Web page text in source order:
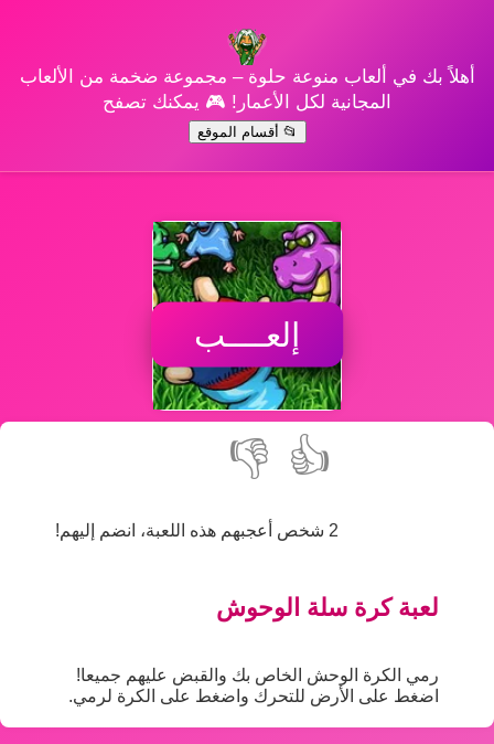
أهلاً بك في ألعاب منوعة حلوة – مجموعة ضخمة من الألعاب
المجانية لكل الأعمار! 🎮 يمكنك تصفح
📂 أقسام الموقع
إلعــــب
👍
👎
2 شخص أعجبهم هذه اللعبة، انضم إليهم!
لعبة كرة سلة الوحوش
رمي الكرة الوحش الخاص بك والقبض عليهم جميعا!
اضغط على الأرض للتحرك واضغط على الكرة لرمي.